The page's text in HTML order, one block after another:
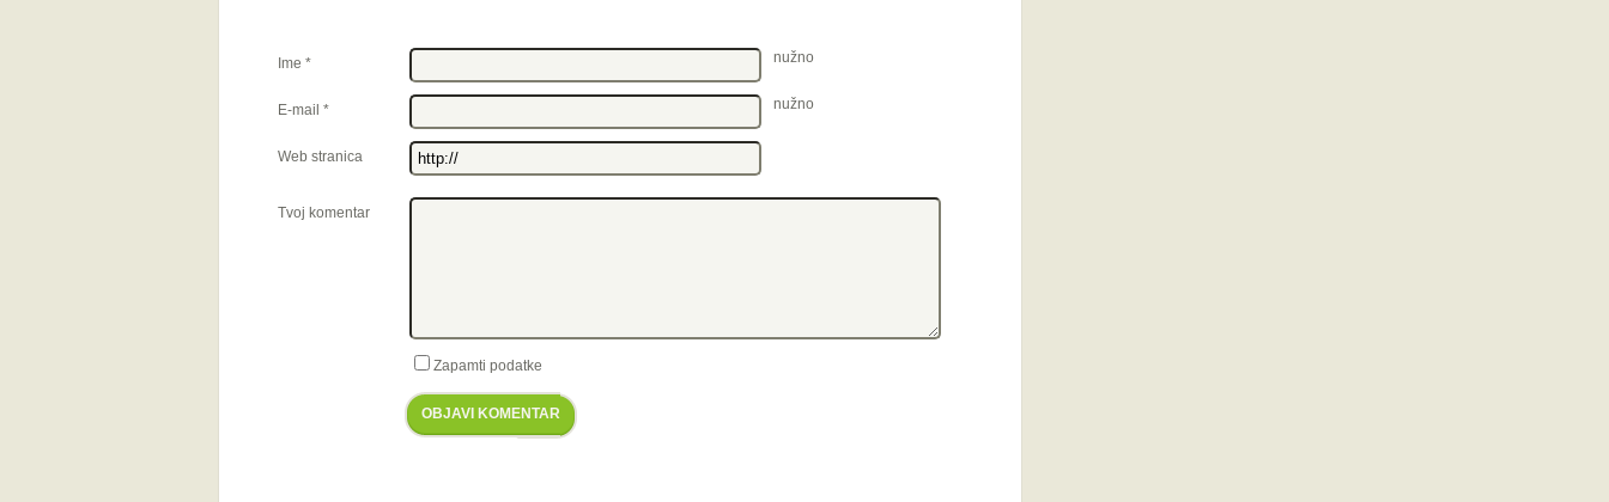
Ime * nužno
E-mail * nužno
Web stranica
Tvoj komentar
Zapamti podatke
OBJAVI KOMENTAR